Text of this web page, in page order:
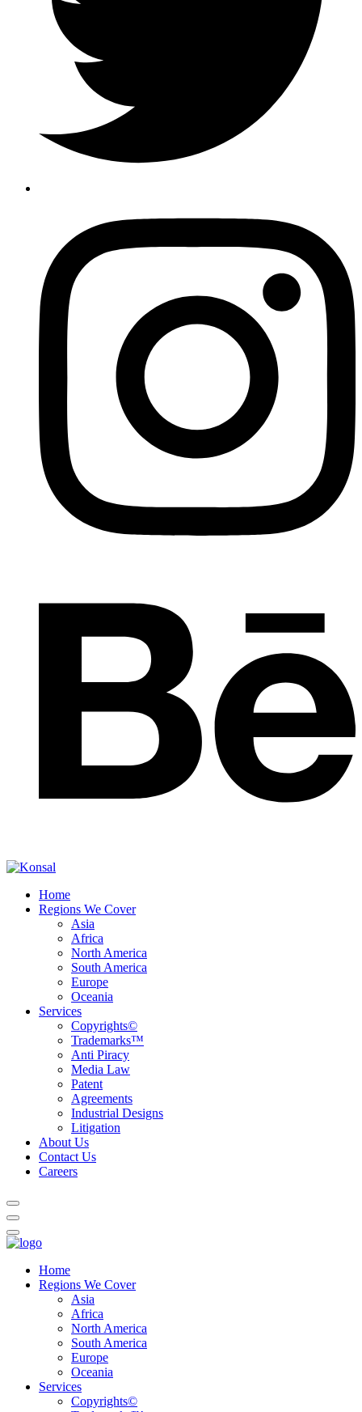
Home
Regions We Cover
Asia
Africa
North America
South America
Europe
Oceania
Services
Copyrights©
Trademarks™
Anti Piracy
Media Law
Patent
Agreements
Industrial Designs
Litigation
About Us
Contact Us
Careers
Home
Regions We Cover
Asia
Africa
North America
South America
Europe
Oceania
Services
Copyrights©